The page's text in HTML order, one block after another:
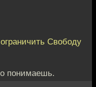
Свободу
понимаешь.